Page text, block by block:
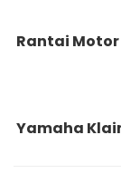
Rantai
Yamaha